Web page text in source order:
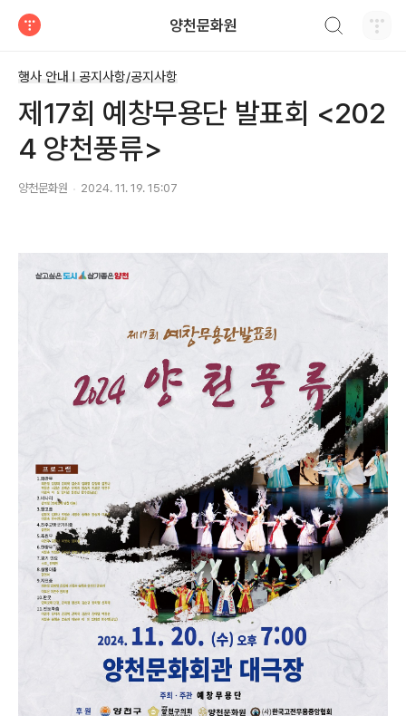
양천문화원
행사 안내 Ι 공지사항/공지사항
제17회 예창무용단 발표회 <202
4 양천풍류>
양천문화원 2024. 11. 19. 15:07